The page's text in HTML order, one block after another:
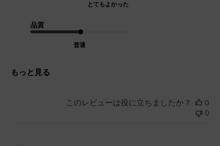
とてもよかった
品質
普通
もっと見る
このレビューは役に立ちましたか？
0
0